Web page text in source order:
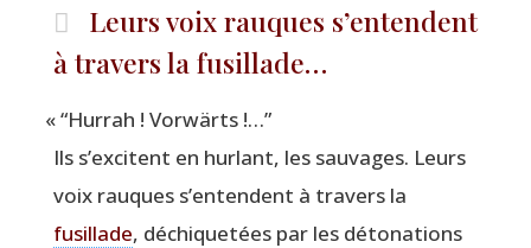
Leurs voix rauques s’entendent
à travers la fusillade…
«“Hur­rah ! Vorwärts !…”
Ils s’ex­citent en hur­lant, les sau­vages. Leurs
voix rauques s’en­tendent à tra­vers la
fusillade, déchi­que­tées par les déto­na­tions